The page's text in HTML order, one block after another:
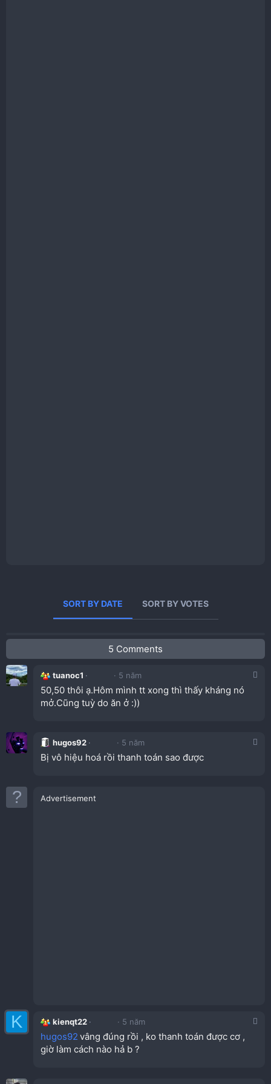
SORT BY DATE SORT BY VOTES
5 Comments
tuanoc1 5 năm
50,50 thôi ạ.Hôm mình tt xong thì thấy kháng nó
mở.Cũng tuỳ do ăn ở :))
hugos92 5 năm
Bị vô hiệu hoá rồi thanh toán sao được
Advertisement
K kienqt22 5 năm
hugos92 vâng đúng rồi , ko thanh toán được cơ ,
giờ làm cách nào hả b ?